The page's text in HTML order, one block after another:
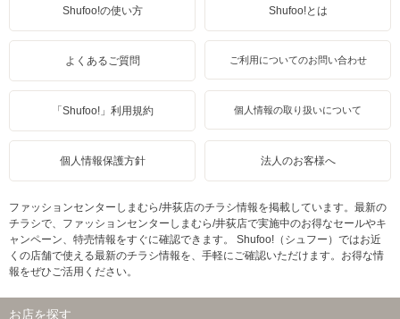
Shufoo!の使い方 Shufoo!とは
よくあるご質問 ご利用についてのお問い合わせ
「Shufoo!」利用規約 個人情報の取り扱いについて
個人情報保護方針 法人のお客様へ
ファッションセンターしまむら/井荻店のチラシ情報を掲載しています。最新の
チラシで、ファッションセンターしまむら/井荻店で実施中のお得なセールやキ
ャンペーン、特売情報をすぐに確認できます。 Shufoo!（シュフー）ではお近
くの店舗で使える最新のチラシ情報を、手軽にご確認いただけます。お得な情
報をぜひご活用ください。
お店を探す